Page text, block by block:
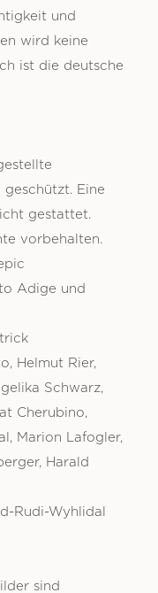
und
wird keine
ist die deutsche
Eine
gestattet.
vorbehalten.
Adige und
Helmut Rier,
Schwarz,
Cherubino,
Marion Lafogler,
Harald
Rudi-Wyhlidal
sind